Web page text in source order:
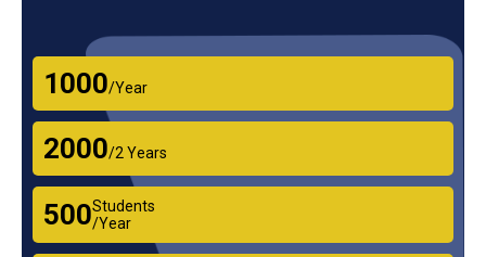
₹1000/Year
₹2000/2 Years
₹500Students
/Year